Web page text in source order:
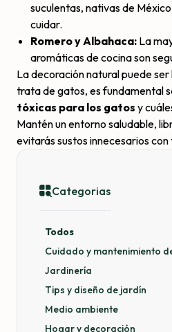
suculentas, nativas de
cuidar.
Romero y Albahaca: La
aromáticas de cocina son
La decoración natural puede
trata de gatos, es fundamental
tóxicas para los gatos y
Mantén un entorno saludable,
evitarás sustos innecesarios con
Categorias
Todos
Cuidado y mantenimiento
Jardinería
Tips y diseño de jardín
Medio ambiente
Hogar y decoración